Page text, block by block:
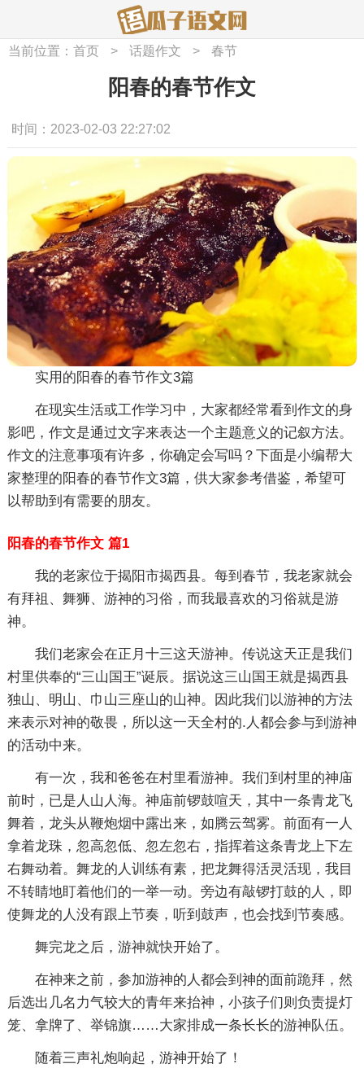
当前位置： 首页 > 话题作文 > 春节
阳春的春节作文
时间：2023-02-03 22:27:02
实用的阳春的春节作文3篇
在现实生活或工作学习中，大家都经常看到作文的身
影吧，作文是通过文字来表达一个主题意义的记叙方法。
作文的注意事项有许多，你确定会写吗？下面是小编帮大
家整理的阳春的春节作文3篇，供大家参考借鉴，希望可
以帮助到有需要的朋友。
阳春的春节作文 篇1
我的老家位于揭阳市揭西县。每到春节，我老家就会
有拜祖、舞狮、游神的习俗，而我最喜欢的习俗就是游
神。
我们老家会在正月十三这天游神。传说这天正是我们
村里供奉的“三山国王”诞辰。据说这三山国王就是揭西县
独山、明山、巾山三座山的山神。因此我们以游神的方法
来表示对神的敬畏，所以这一天全村的.人都会参与到游神
的活动中来。
有一次，我和爸爸在村里看游神。我们到村里的神庙
前时，已是人山人海。神庙前锣鼓喧天，其中一条青龙飞
舞着，龙头从鞭炮烟中露出来，如腾云驾雾。前面有一人
拿着龙珠，忽高忽低、忽左忽右，指挥着这条青龙上下左
右舞动着。舞龙的人训练有素，把龙舞得活灵活现，我目
不转睛地盯着他们的一举一动。旁边有敲锣打鼓的人，即
使舞龙的人没有跟上节奏，听到鼓声，也会找到节奏感。
舞完龙之后，游神就快开始了。
在神来之前，参加游神的人都会到神的面前跪拜，然
后选出几名力气较大的青年来抬神，小孩子们则负责提灯
笼、拿牌了、举锦旗……大家排成一条长长的游神队伍。
随着三声礼炮响起，游神开始了！